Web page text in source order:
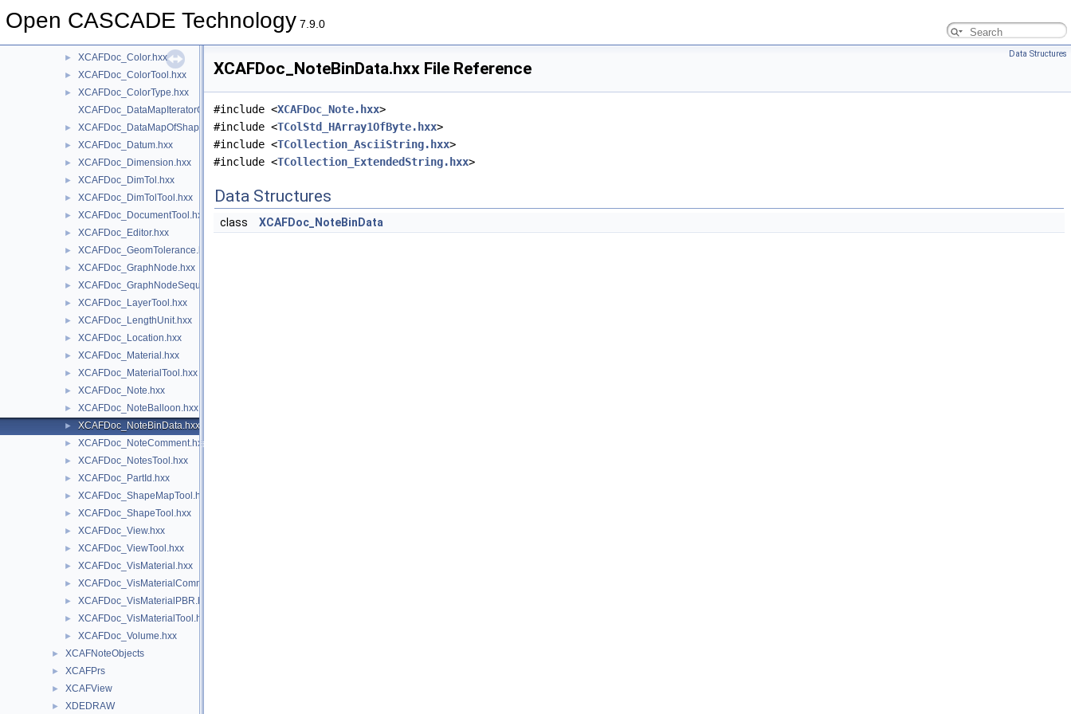
Open CASCADE Technology 7.9.0
► XCAFDoc_Centroid.hxx
► XCAFDoc_Color.hxx
► XCAFDoc_ColorTool.hxx
►
XCAFDoc_ColorType.hxx
XCAFDoc_DataMapIteratorOfDataMapOfShapeLabel.hxx
► XCAFDoc_DataMapOfShapeLabel.hxx
► XCAFDoc_Datum.hxx
► XCAFDoc_Dimension.hxx
► XCAFDoc_DimTol.hxx
► XCAFDoc_DimTolTool.hxx
► XCAFDoc_DocumentTool.hxx
► XCAFDoc_Editor.hxx
► XCAFDoc_GeomTolerance.hxx
► XCAFDoc_GraphNode.hxx
► XCAFDoc_GraphNodeSequence.hxx
► XCAFDoc_LayerTool.hxx
► XCAFDoc_LengthUnit.hxx
► XCAFDoc_Location.hxx
► XCAFDoc_Material.hxx
► XCAFDoc_MaterialTool.hxx
► XCAFDoc_Note.hxx
► XCAFDoc_NoteBalloon.hxx
► XCAFDoc_NoteBinData.hxx
► XCAFDoc_NoteComment.hxx
► XCAFDoc_NotesTool.hxx
► XCAFDoc_PartId.hxx
► XCAFDoc_ShapeMapTool.hxx
► XCAFDoc_ShapeTool.hxx
► XCAFDoc_View.hxx
► XCAFDoc_ViewTool.hxx
► XCAFDoc_VisMaterial.hxx
► XCAFDoc_VisMaterialCommon.hxx
► XCAFDoc_VisMaterialPBR.hxx
► XCAFDoc_VisMaterialTool.hxx
► XCAFDoc_Volume.hxx
► XCAFNoteObjects
► XCAFPrs
► XCAFView
► XDEDRAW
Data Structures
XCAFDoc_NoteBinData.hxx File Reference
#include <XCAFDoc_Note.hxx>
#include <TColStd_HArray1OfByte.hxx>
#include <TCollection_AsciiString.hxx>
#include <TCollection_ExtendedString.hxx>
Data Structures
class XCAFDoc_NoteBinData